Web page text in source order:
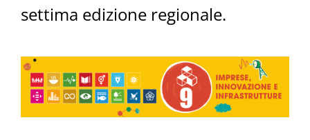
settima edizione regionale.